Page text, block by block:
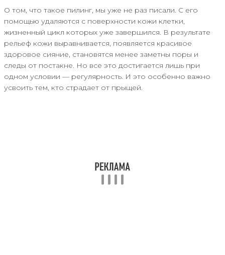
О том, что такое пилинг, мы уже не раз писали. С его
помощью удаляются с поверхности кожи клетки,
жизненный цикл которых уже завершился. В результате
рельеф кожи выравнивается, появляется красивое
здоровое сияние, становятся менее заметны поры и
следы от постакне. Но все это достигается лишь при
одном условии — регулярность. И это особенно важно
усвоить тем, кто страдает от прыщей.